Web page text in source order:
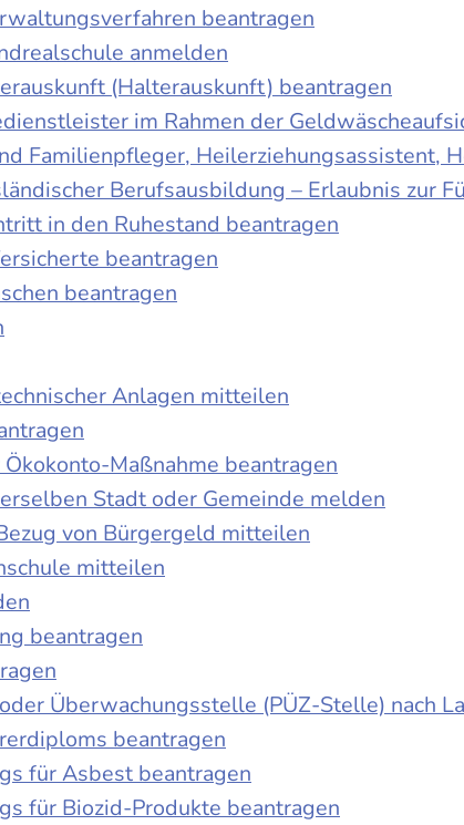
beantragen
anmelden
(Halterauskunft) beantragen
im Rahmen der
Familienpfleger, Heilerziehungsassistent,
Berufsausbildung – Erlaubnis zur
in den Ruhestand beantragen
beantragen
beantragen
Anlagen mitteilen
Maßnahme beantragen
Stadt oder Gemeinde melden
von Bürgergeld mitteilen
mitteilen
beantragen
Überwachungsstelle (PÜZ-Stelle) nach
beantragen
für Asbest beantragen
für Biozid-Produkte beantragen